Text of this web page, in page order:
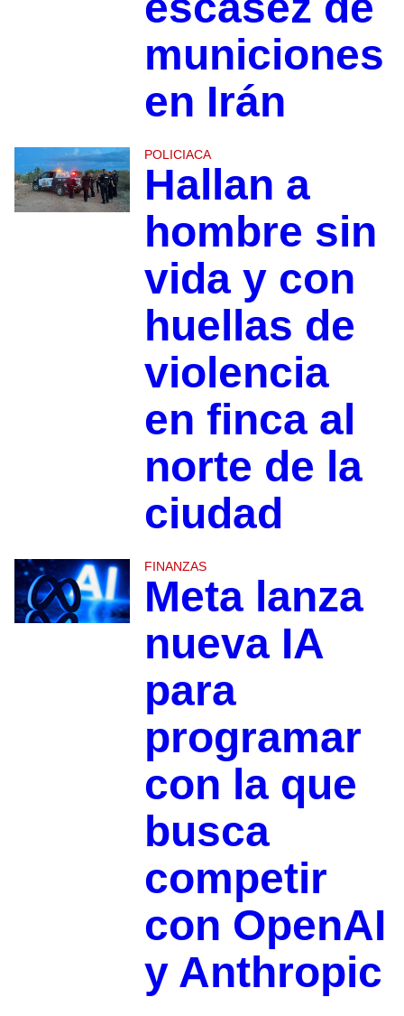
municiones
en Irán
POLICIACA
Hallan a
hombre sin
vida y con
huellas de
violencia
en finca al
norte de la
ciudad
FINANZAS
Meta lanza
nueva IA
para
programar
con la que
busca
competir
con OpenAI
y Anthropic